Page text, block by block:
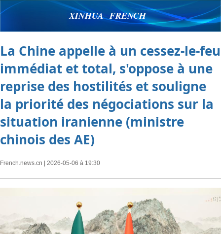
XINHUA FRENCH
La Chine appelle à un cessez-le-feu
immédiat et total, s'oppose à une
reprise des hostilités et souligne
la priorité des négociations sur la
situation iranienne (ministre
chinois des AE)
French.news.cn | 2026-05-06 à 19:30